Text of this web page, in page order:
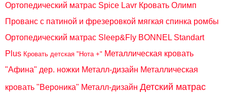
Ортопедический матрас Spice Lavr Кровать Олимп
Прованс с патиной и фрезеровкой мягкая спинка ромбы
Ортопедический матрас Sleep&Fly BONNEL Standart
Plus Кровать детская "Нота +" Металлическая кровать
"Афина" дер. ножки Металл-дизайн Металлическая
кровать "Вероника" Металл-дизайн Детский матрас